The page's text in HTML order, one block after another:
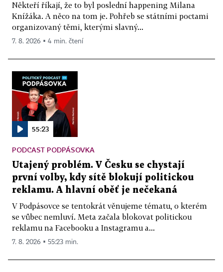
Někteří říkají, že to byl poslední happening Milana
Knížáka. A něco na tom je. Pohřeb se státními poctami
organizovaný těmi, kterými slavný...
7. 8. 2026 ▪ 4 min. čtení
55:23
PODCAST PODPÁSOVKA
Utajený problém. V Česku se chystají
první volby, kdy sítě blokují politickou
reklamu. A hlavní oběť je nečekaná
V Podpásovce se tentokrát věnujeme tématu, o kterém
se vůbec nemluví. Meta začala blokovat politickou
reklamu na Facebooku a Instagramu a...
7. 8. 2026 ▪ 55:23 min.